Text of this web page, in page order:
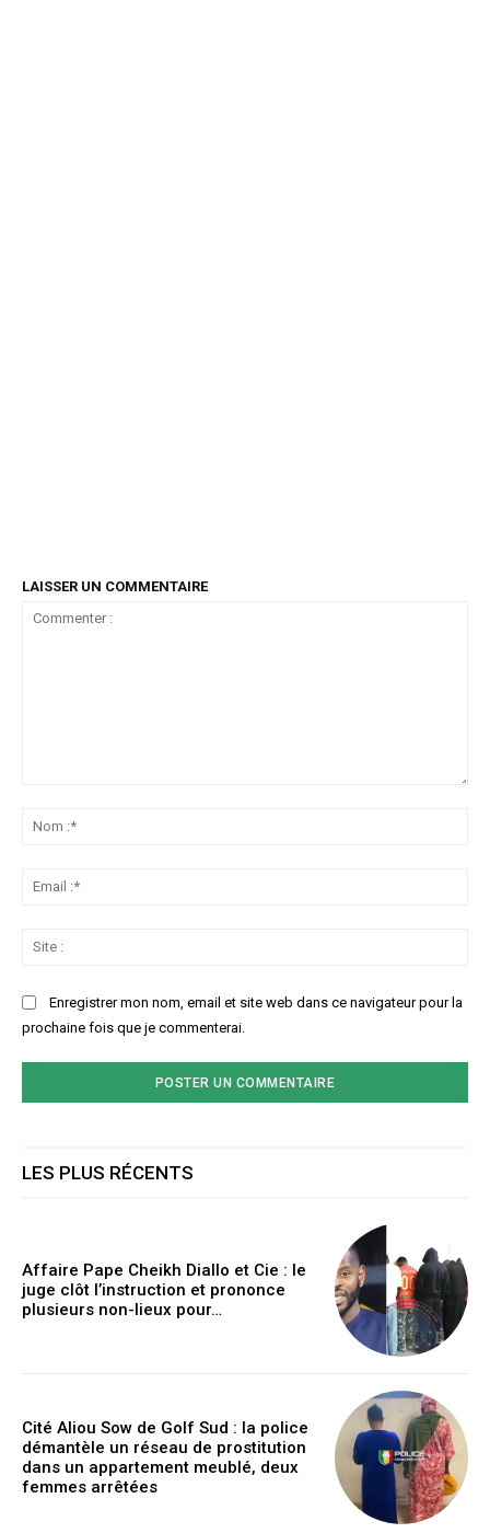
LAISSER UN COMMENTAIRE
Enregistrer mon nom, email et site web dans ce navigateur pour la
prochaine fois que je commenterai.
LES PLUS RÉCENTS
Affaire Pape Cheikh Diallo et Cie : le
juge clôt l’instruction et prononce
plusieurs non-lieux pour…
Cité Aliou Sow de Golf Sud : la police
démantèle un réseau de prostitution
dans un appartement meublé, deux
femmes arrêtées